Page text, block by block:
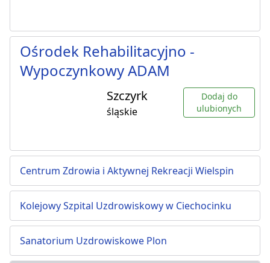
Ośrodek Rehabilitacyjno -
Wypoczynkowy ADAM
Szczyrk
śląskie
Dodaj do
ulubionych
Centrum Zdrowia i Aktywnej Rekreacji Wielspin
Kolejowy Szpital Uzdrowiskowy w Ciechocinku
Sanatorium Uzdrowiskowe Plon